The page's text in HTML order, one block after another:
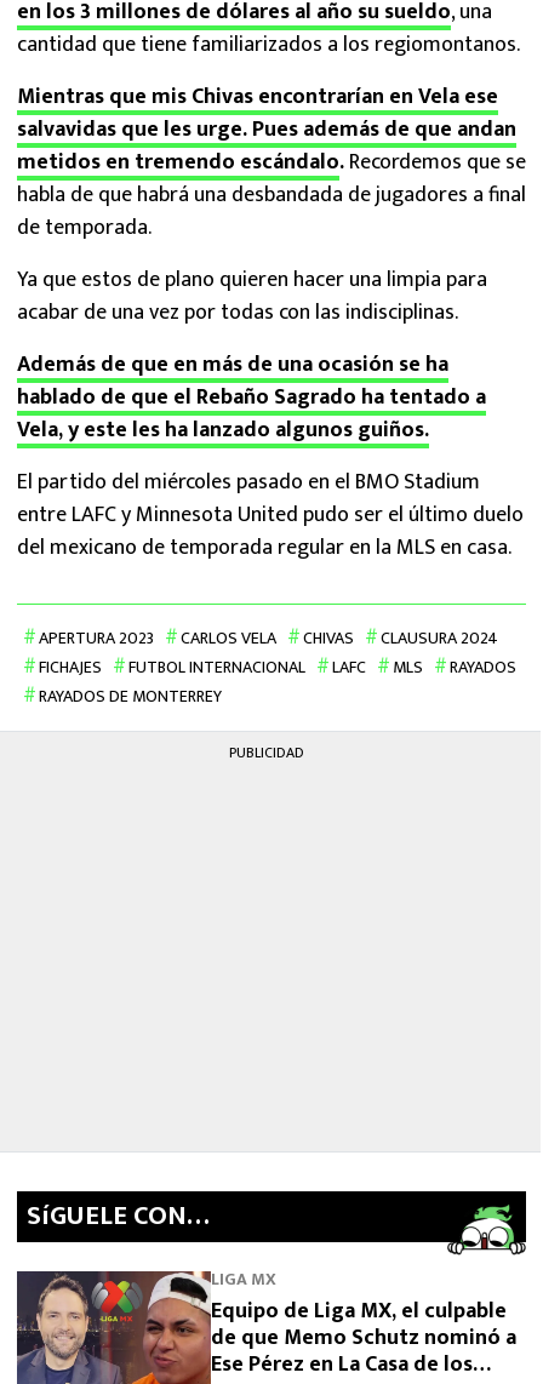
en los 3 millones de dólares al año su sueldo, una
cantidad que tiene familiarizados a los regiomontanos.
Mientras que mis Chivas encontrarían en Vela ese
salvavidas que les urge. Pues además de que andan
metidos en tremendo escándalo.Recordemos que se
habla de que habrá una desbandada de jugadores a final
de temporada.
Ya que estos de plano quieren hacer una limpia para
acabar de una vez por todas con las indisciplinas.
Además de que en más de una ocasión se ha
hablado de que el Rebaño Sagrado ha tentado a
Vela, y este les ha lanzado algunos guiños.
El partido del miércoles pasado en el BMO Stadium
entre LAFC y Minnesota United pudo ser el último duelo
del mexicano de temporada regular en la MLS en casa.
APERTURA 2023 CARLOS VELA CHIVAS
CLAUSURA 2024
FICHAJES
FUTBOL INTERNACIONAL LAFC MLS
RAYADOS
RAYADOS DE MONTERREY
PUBLICIDAD
SíGUELE CON…
LIGA MX
Equipo de Liga MX, el culpable
de que Memo Schutz nominó a
Ese Pérez en La Casa de los